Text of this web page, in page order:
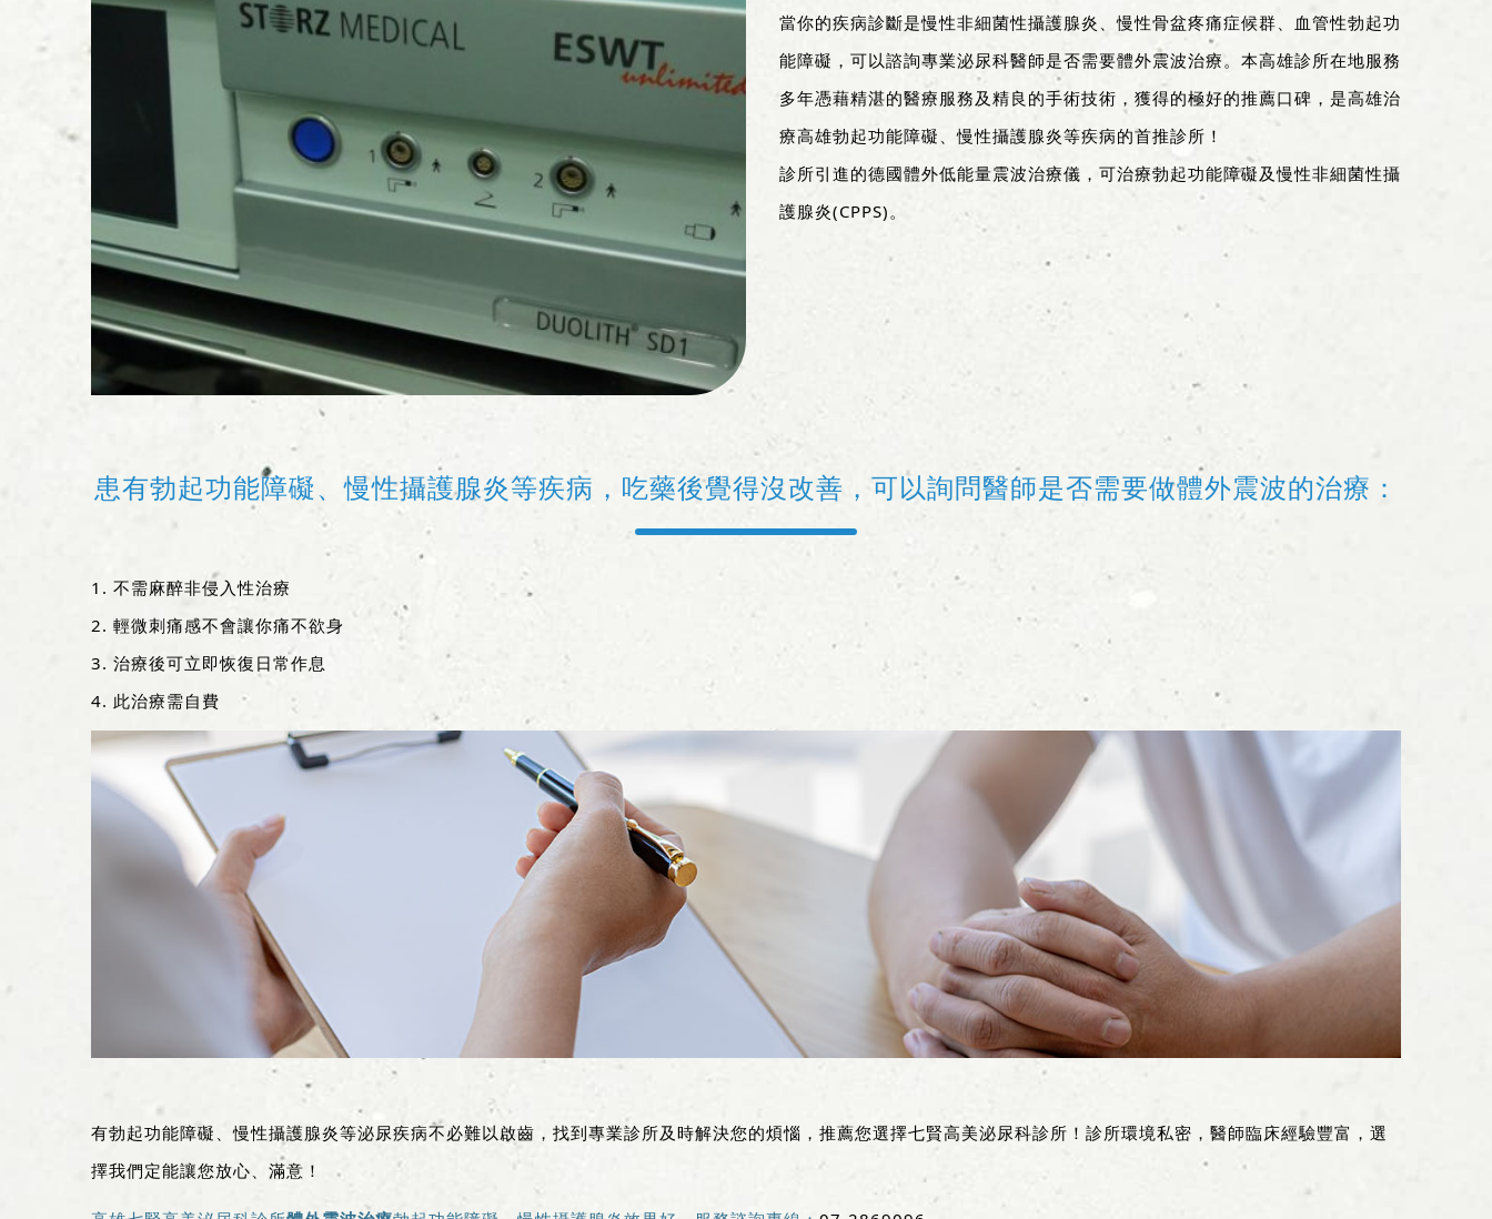
當你的疾病診斷是慢性非細菌性攝護腺炎、慢性骨盆疼痛症候群、血管性勃起功
能障礙，可以諮詢專業泌尿科醫師是否需要體外震波治療。本高雄診所在地服務
多年憑藉精湛的醫療服務及精良的手術技術，獲得的極好的推薦口碑，是高雄治
療高雄勃起功能障礙、慢性攝護腺炎等疾病的首推診所！
診所引進的德國體外低能量震波治療儀，可治療勃起功能障礙及慢性非細菌性攝
護腺炎(CPPS)。
患有勃起功能障礙、慢性攝護腺炎等疾病，吃藥後覺得沒改善，可以詢問醫師是否需要做體外震波的治療：
不需麻醉非侵入性治療
輕微刺痛感不會讓你痛不欲身
治療後可立即恢復日常作息
此治療需自費
有勃起功能障礙、慢性攝護腺炎等泌尿疾病不必難以啟齒，找到專業診所及時解決您的煩惱，推薦您選擇七賢高美泌尿科診所！診所環境私密，醫師臨床經驗豐富，選
擇我們定能讓您放心、滿意！